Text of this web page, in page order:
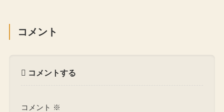
コメント
コメントする
コメント ※